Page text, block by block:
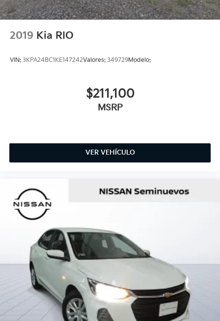
2019 Kia RIO
VIN: 3KPA24BC1KE147242Valores: 349729Modelo:
$211,100
MSRP
VER VEHÍCULO